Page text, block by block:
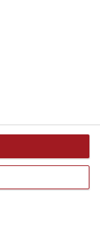
di News&Com S.r.l